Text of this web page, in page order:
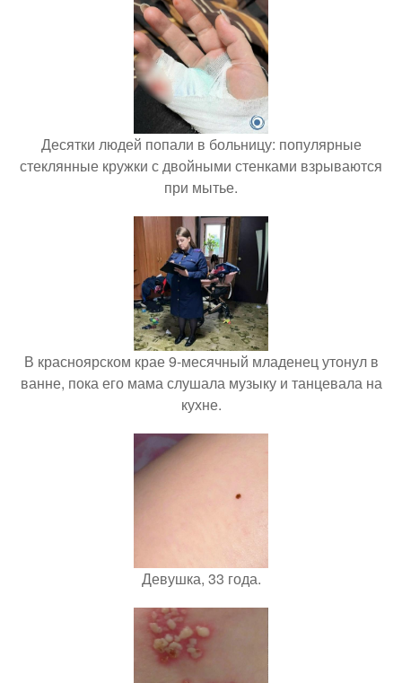
Десятки людей попали в больницу: популярные
стеклянные кружки с двойными стенками взрываются
при мытье.
В красноярском крае 9-месячный младенец утонул в
ванне, пока его мама слушала музыку и танцевала на
кухне.
Девушка, 33 года.